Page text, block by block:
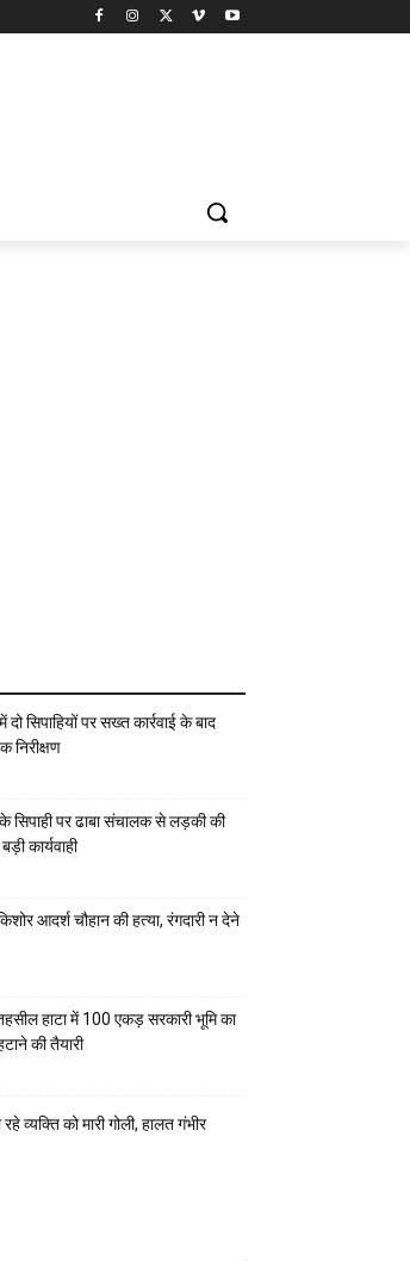
सिपाहियों पर सख्त कार्रवाई के बाद
सिपाही पर ढाबा संचालक से लड़की की
कार्यवाही
आदर्श चौहान की हत्या, रंगदारी न देने
हाटा में 100 एकड़ सरकारी भूमि का
की तैयारी
व्यक्ति को मारी गोली, हालत गंभीर